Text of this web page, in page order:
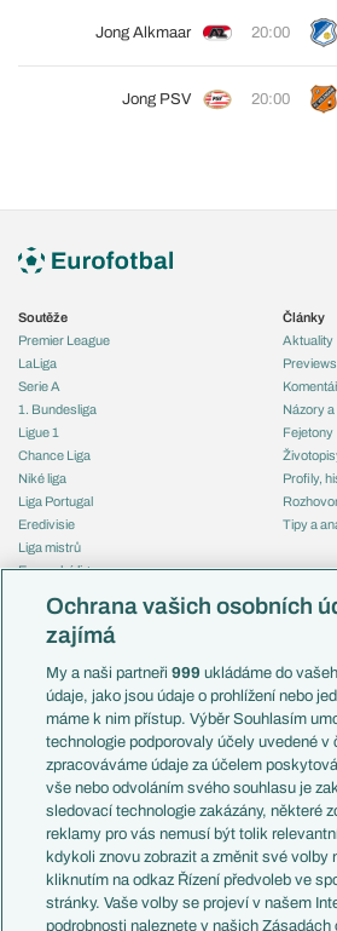
Jong Alkmaar 20:00
Jong PSV 20:00
Soutěže
Premier League
LaLiga
Serie A
1. Bundesliga
Ligue 1
Chance Liga
Niké liga
Liga Portugal
Eredivisie
Liga mistrů
Evropská liga
Mistrovství světa
Liga národů
Témata
Představení týmů MS
EuroSkauting
PL v kostce
Evropské koeficienty
Přestupy
Přestupové spekulace
Zranění
Kluby
Arsenal FC
Články
Aktuality
Previews
Názory
Fejetony
Profily,
Tipy a
Česko
Francie
Itálie
Argentina
Brazílie
Přestupy
Zápasy
Livescore
Ochrana vašich osobních
zajímá
My a naši partneři999 ukládáme do
údaje, jako jsou údaje o prohlížení nebo
máme k nim přístup. Výběr Souhlasím
technologie podporovaly účely uvedené v
zpracováváme údaje za účelem
vše nebo odvoláním svého souhlasu je
sledovací technologie zakázány, některé
reklamy pro vás nemusí být tolik
kdykoli znovu zobrazit a změnit své volby
kliknutím na odkaz Řízení předvoleb ve
stránky. Vaše volby se projeví v našem
podrobnosti naleznete v našich Zásadách